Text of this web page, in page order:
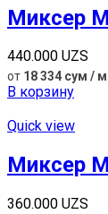
Миксер
440.000 UZS
от 18 334 сум /
В корзину
Quick view
Миксер
360.000 UZS